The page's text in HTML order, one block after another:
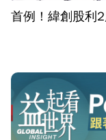
首例！緯創股利